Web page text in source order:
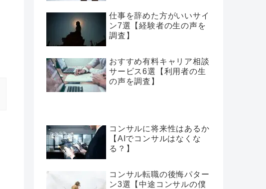
仕事を辞めた方がいいサイ
ン7選【経験者の生の声を
調査】
おすすめ有料キャリア相談
サービス6選【利用者の生
の声を調査】
コンサルに将来性はあるか
【AIでコンサルはなくな
る？】
コンサル転職の後悔パター
ン3選【中途コンサルの僕